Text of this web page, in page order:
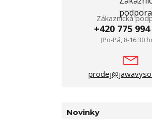
Zákaznická
+420 775
(Po-Pá, 8-16:30
Novinky